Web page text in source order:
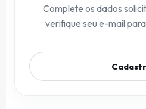
Complete os dados
verifique seu e-mail